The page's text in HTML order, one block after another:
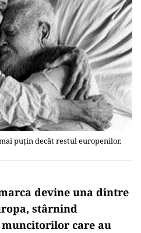
puțin decât restul europenilor.
devine una dintre
stârnind
care au